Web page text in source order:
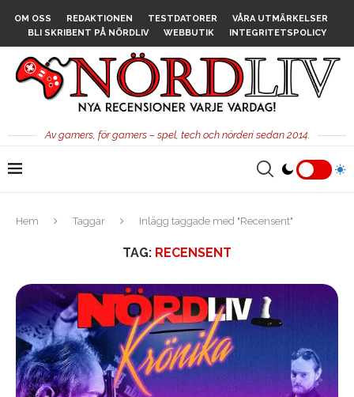
OM OSS REDAKTIONEN TESTDATORER
VÅRA UTMÄRKELSER
BLI SKRIBENT PÅ NÖRDLIV
WEBBUTIK INTEGRITETSPOLICY
Av gamers, för gamers – spel, tech och nörderi sedan 2014.
Hem Taggar Inlägg taggade med "Recensent"
TAG: RECENSENT